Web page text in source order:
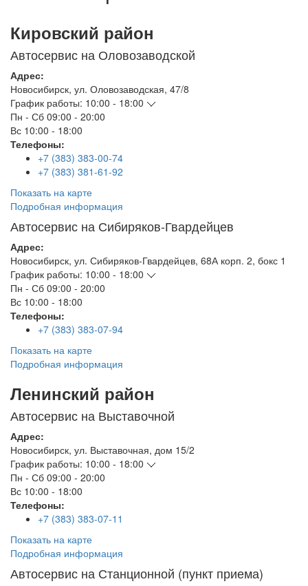
Кировский район
Автосервис на Оловозаводской
Адрес:
Новосибирск, ул. Оловозаводская, 47/8
График работы: 10:00 - 18:00
Пн - Сб 09:00 - 20:00
Вс 10:00 - 18:00
Телефоны:
+7 (383) 383-00-74
+7 (383) 381-61-92
Показать на карте
Подробная информация
Автосервис на Сибиряков-Гвардейцев
Адрес:
Новосибирск, ул. Сибиряков-Гвардейцев, 68А корп. 2, бокс 1
График работы: 10:00 - 18:00
Пн - Сб 09:00 - 20:00
Вс 10:00 - 18:00
Телефоны:
+7 (383) 383-07-94
Показать на карте
Подробная информация
Ленинский район
Автосервис на Выставочной
Адрес:
Новосибирск, ул. Выставочная, дом 15/2
График работы: 10:00 - 18:00
Пн - Сб 09:00 - 20:00
Вс 10:00 - 18:00
Телефоны:
+7 (383) 383-07-11
Показать на карте
Подробная информация
Автосервис на Станционной (пункт приема)